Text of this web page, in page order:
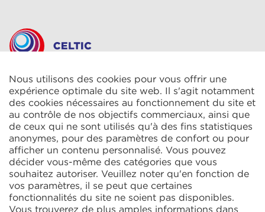
CELTIC S.A.R.L.
2 Rue René Cassin
ZAC La Villette-aux-Aulnes
77290 Mitry-Mory
FRANCE
KIT Electroheat Ltd.
Nous utilisons des cookies pour vous offrir une
expérience optimale du site web. Il s'agit notamment
des cookies nécessaires au fonctionnement du site et
au contrôle de nos objectifs commerciaux, ainsi que
de ceux qui ne sont utilisés qu'à des fins statistiques
anonymes, pour des paramètres de confort ou pour
afficher un contenu personnalisé. Vous pouvez
décider vous-même des catégories que vous
souhaitez autoriser. Veuillez noter qu'en fonction de
vos paramètres, il se peut que certaines
fonctionnalités du site ne soient pas disponibles.
Vous trouverez de plus amples informations dans